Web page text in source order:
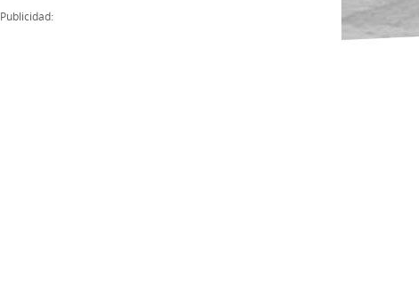
Subvenciones
Publicidad: